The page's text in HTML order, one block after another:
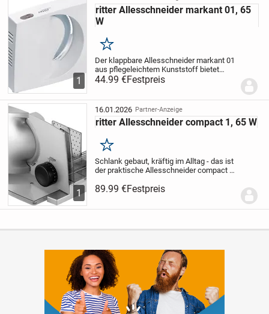
1
ritter Allesschneider markant 01, 65
W
Merken
Der klappbare Allesschneider markant 01
aus pflegeleichtem Kunststoff bietet
einfache und sichere Bedienung und
zuverlässige Funktion. Aufgeklappt, steht
den...
44.99 €Festpreis
1
16.01.2026 Partner-Anzeige
ritter Allesschneider compact 1, 65 W
Merken
Schlank gebaut, kräftig im Alltag - das ist
der praktische Allesschneider compact 1
89.99 €Festpreis